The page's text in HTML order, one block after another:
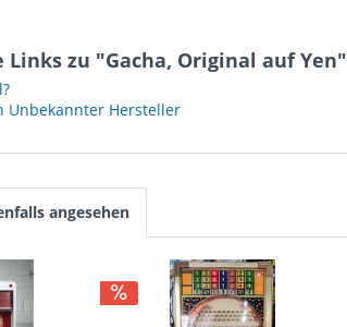
zu "Gacha, Original auf Yen"
Unbekannter Hersteller
angesehen